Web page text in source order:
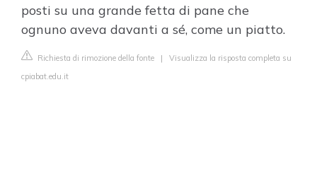
posti su una grande fetta di pane che
ognuno aveva davanti a sé, come un piatto.
Richiesta di rimozione della fonte | Visualizza la risposta completa su
cpiabat.edu.it